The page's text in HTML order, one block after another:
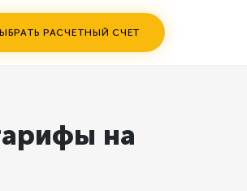
РАСЧЕТНЫЙ СЧЕТ
на